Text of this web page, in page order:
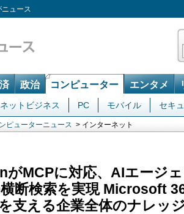
ュース
政治 コンピューター エンタメ
ネットビジネス PC モバイル セキ
ピューターニュース > インターネット
MCPに対応、AIエージ
断検索を実現 Microsoft
支える企業全体のナレッ